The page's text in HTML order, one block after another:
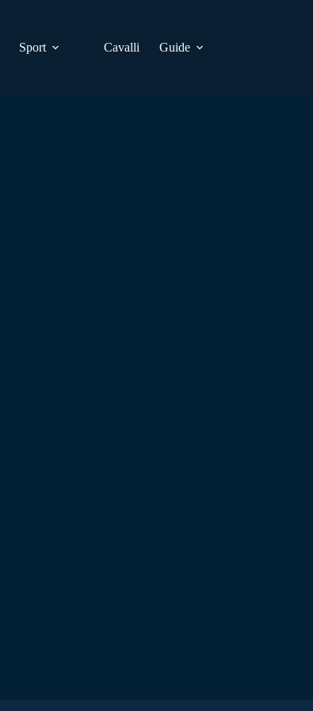
Sport Cavalli Guide